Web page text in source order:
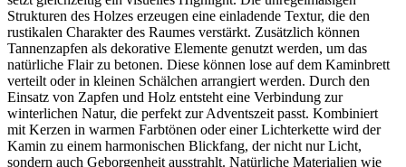
Strukturen des Holzes erzeugen eine einladende Textur, die den
rustikalen Charakter des Raumes verstärkt. Zusätzlich können
Tannenzapfen als dekorative Elemente genutzt werden, um das
natürliche Flair zu betonen. Diese können lose auf dem Kaminbrett
verteilt oder in kleinen Schälchen arrangiert werden. Durch den
Einsatz von Zapfen und Holz entsteht eine Verbindung zur
winterlichen Natur, die perfekt zur Adventszeit passt. Kombiniert
mit Kerzen in warmen Farbtönen oder einer Lichterkette wird der
Kamin zu einem harmonischen Blickfang, der nicht nur Licht,
sondern auch Geborgenheit ausstrahlt. Natürliche Materialien wie